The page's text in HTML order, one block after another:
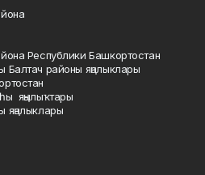
Республики Башкортостан
Балтач районы яңалыклары
яңылыҡтары
яңалыклары